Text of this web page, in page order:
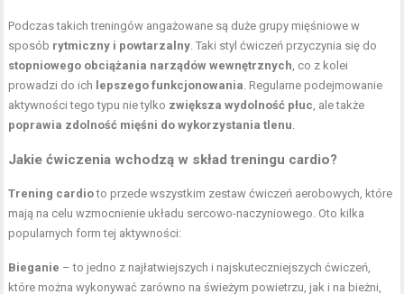
Podczas takich treningów angażowane są duże grupy mięśniowe w
sposób rytmiczny i powtarzalny . Taki styl ćwiczeń przyczynia się do
stopniowego obciążania narządów wewnętrznych , co z kolei
prowadzi do ich lepszego funkcjonowania . Regularne podejmowanie
aktywności tego typu nie tylko zwiększa wydolność płuc , ale także
poprawia zdolność mięśni do wykorzystania tlenu
Jakie ćwiczenia wchodzą w skład treningu cardio?
Trening cardioto przede wszystkim zestaw ćwiczeń aerobowych, które
mają na celu wzmocnienie układu sercowo-naczyniowego. Oto kilka
popularnych form tej aktywności:
Bieganie – to jedno z najłatwiejszych i najskuteczniejszych ćwiczeń,
które można wykonywać zarówno na świeżym powietrzu, jak i na bieżni,